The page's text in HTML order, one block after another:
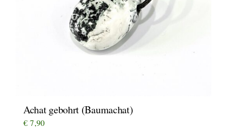
Achat gebohrt (Baumachat)
€ 7,90